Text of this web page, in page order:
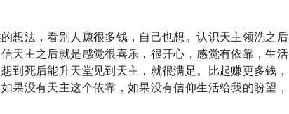
想法，看别人赚很多钱，自己也想。认识天主领洗之后
天主之后就是感觉很喜乐，很开心，感觉有依靠，生活
到死后能升天堂见到天主，就很满足。比起赚更多钱，
果没有天主这个依靠，如果没有信仰生活给我的盼望，